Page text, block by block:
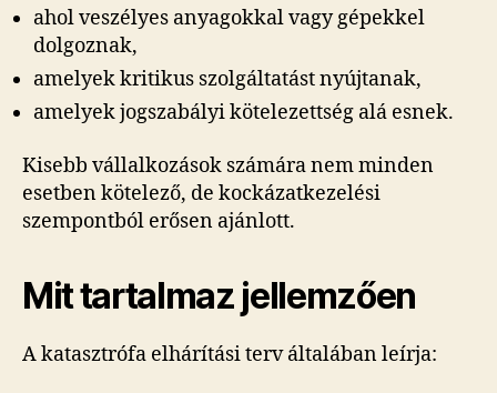
ahol veszélyes anyagokkal vagy gépekkel
dolgoznak,
amelyek kritikus szolgáltatást nyújtanak,
amelyek jogszabályi kötelezettség alá esnek.
Kisebb vállalkozások számára nem minden
esetben kötelező, de kockázatkezelési
szempontból erősen ajánlott.
Mit tartalmaz jellemzően
A katasztrófa elhárítási terv általában leírja: